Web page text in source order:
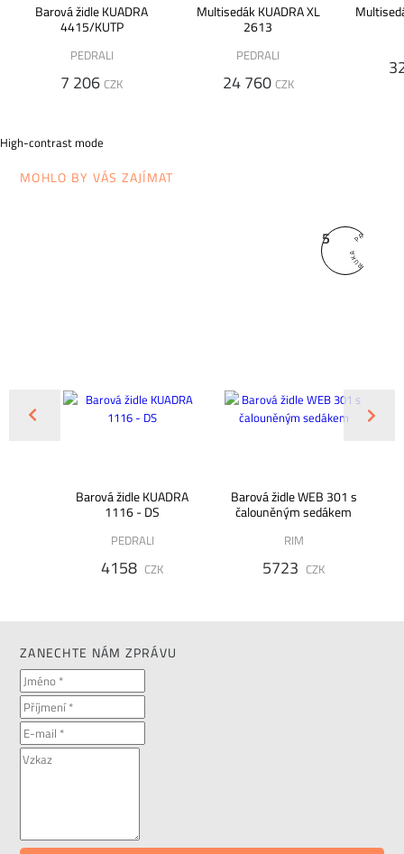
Barová židle KUADRA
4415/KUTP
PEDRALI
7 206 CZK
Multisedák KUADRA XL
2613
PEDRALI
24 760 CZK
High-contrast mode
MOHLO BY VÁS ZAJÍMAT
Barová židle KUADRA
1116 - DS
PEDRALI
4158 CZK
5
Barová židle WEB 301 s
čalouněným sedákem
RIM
5723 CZK
ZANECHTE NÁM ZPRÁVU